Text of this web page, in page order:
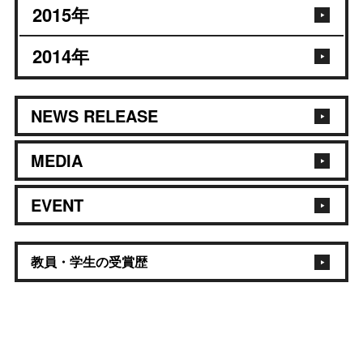
2015年
2014年
NEWS RELEASE
MEDIA
EVENT
教員・学生の受賞歴